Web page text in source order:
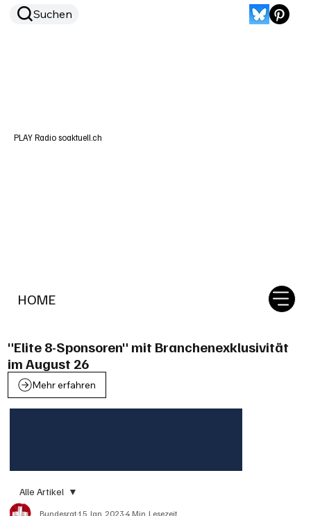
HOME
Suchen
PLAY Radio soaktuell.ch
"Elite 8-Sponsoren" mit Branchenexklusivität
im August 26
Mehr erfahren
Alle Artikel
Bundesrat15. Jan. 20234 Min. Lesezeit